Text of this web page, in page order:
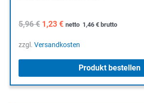
5,96€ Ursprünglicher
war:
1,23 €Aktueller
ist:
netto 1,46 € brutto
zzgl. Versandkosten
Produkt bestellen